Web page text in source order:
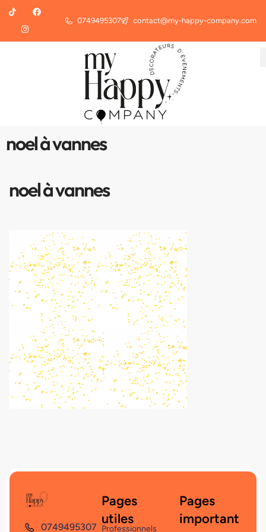
0749495307 contact@my-happy-company.com
noel à vannes
noel à vannes
0749495307
Pages
utiles
Professionnels
Pages
important